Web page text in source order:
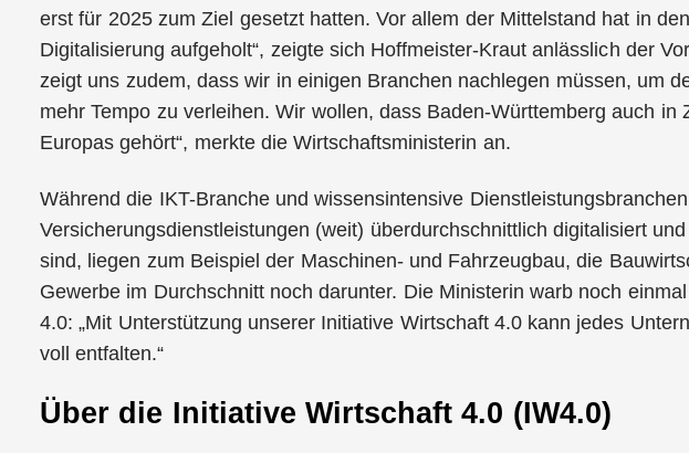
erst für 2025 zum Ziel gesetzt hatten. Vor allem der Mittelstand hat in
Digitalisierung aufgeholt“, zeigte sich Hoffmeister-Kraut anlässlich der
zeigt uns zudem, dass wir in einigen Branchen nachlegen müssen, um
mehr Tempo zu verleihen. Wir wollen, dass Baden-Württemberg auch in
Europas gehört“, merkte die Wirtschaftsministerin an.
Während die IKT-Branche und wissensintensive
Versicherungsdienstleistungen (weit) überdurchschnittlich digitalisiert
sind, liegen zum Beispiel der Maschinen- und Fahrzeugbau, die
Gewerbe im Durchschnitt noch darunter. Die Ministerin warb noch
4.0: „Mit Unterstützung unserer Initiative Wirtschaft 4.0 kann jedes
voll entfalten.“
Über die Initiative Wirtschaft 4.0 (IW4.0)